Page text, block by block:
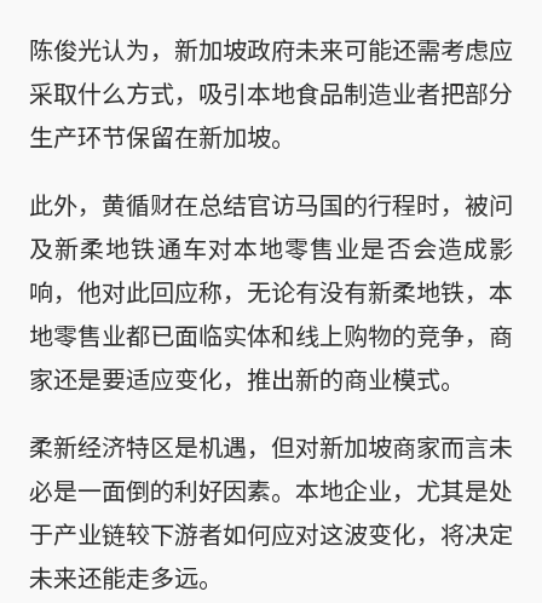
陈俊光认为，新加坡政府未来可能还需考虑应
采取什么方式，吸引本地食品制造业者把部分
生产环节保留在新加坡。
此外，黄循财在总结官访马国的行程时，被问
及新柔地铁通车对本地零售业是否会造成影
响，他对此回应称，无论有没有新柔地铁，本
地零售业都已面临实体和线上购物的竞争，商
家还是要适应变化，推出新的商业模式。
柔新经济特区是机遇，但对新加坡商家而言未
必是一面倒的利好因素。本地企业，尤其是处
于产业链较下游者如何应对这波变化，将决定
未来还能走多远。